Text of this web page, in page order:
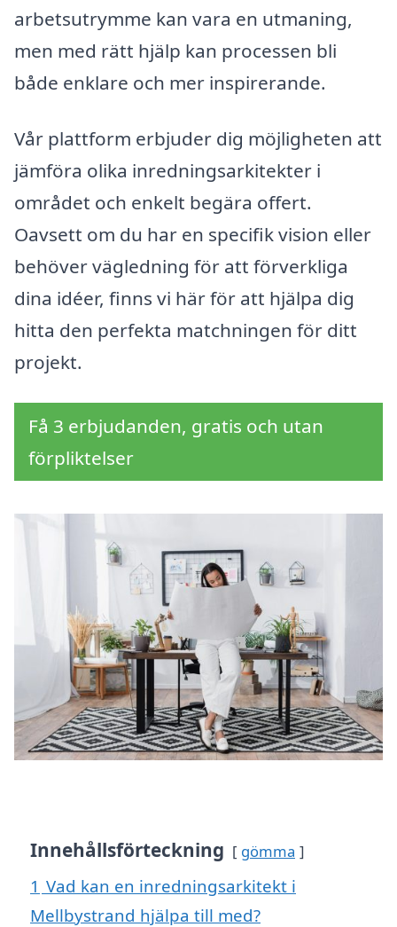
arbetsutrymme kan vara en utmaning,
men med rätt hjälp kan processen bli
både enklare och mer inspirerande.
Vår plattform erbjuder dig möjligheten att
jämföra olika inredningsarkitekter i
området och enkelt begära offert.
Oavsett om du har en specifik vision eller
behöver vägledning för att förverkliga
dina idéer, finns vi här för att hjälpa dig
hitta den perfekta matchningen för ditt
projekt.
Få 3 erbjudanden, gratis och utan
förpliktelser
Innehållsförteckning gömma
1 Vad kan en inredningsarkitekt i
Mellbystrand hjälpa till med?